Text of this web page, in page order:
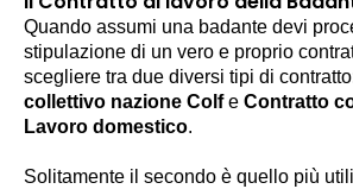
Quando assumi una badante devi
stipulazione di un vero e proprio
scegliere tra due diversi tipi di
collettivo nazione Colfe Contratto
Lavoro domestico.
Solitamente il secondo è quello più